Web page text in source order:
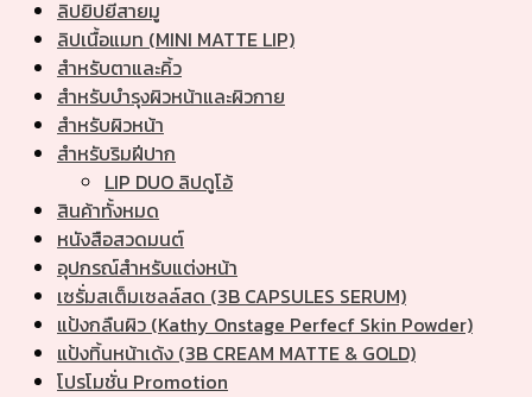
ลิปยิปยีสายมู
ลิปเนื้อแมท (MINI MATTE LIP)
สำหรับตาและคิ้ว
สำหรับบำรุงผิวหน้าและผิวกาย
สำหรับผิวหน้า
สำหรับริมฝีปาก
LIP DUO ลิปดูโอ้
สินค้าทั้งหมด
หนังสือสวดมนต์
อุปกรณ์สำหรับแต่งหน้า
เซรั่มสเต็มเซลล์สด (3B CAPSULES SERUM)
แป้งกลืนผิว (Kathy Onstage Perfecf Skin Powder)
แป้งทิ้นหน้าเด้ง (3B CREAM MATTE & GOLD)
โปรโมชั่น Promotion